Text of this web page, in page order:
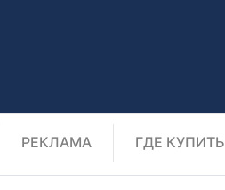
РЕКЛАМА ГДЕ КУПИТЬ